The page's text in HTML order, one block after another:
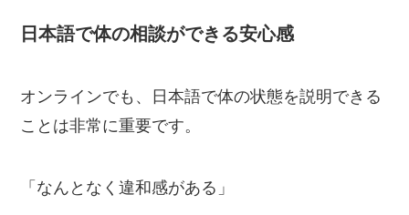
日本語で体の相談ができる安心感
オンラインでも、日本語で体の状態を説明できる
ことは非常に重要です。
「なんとなく違和感がある」